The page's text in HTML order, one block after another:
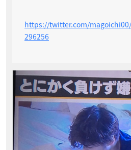
https://twitter.com/
296256